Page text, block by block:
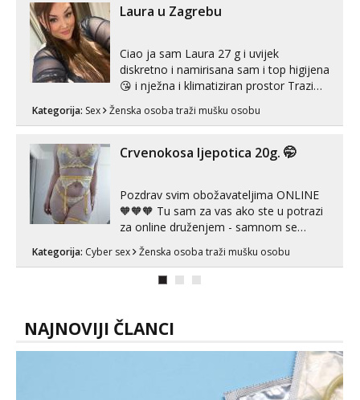
volim njezan seks i njezne poljupce po
tijelu koji me jako pale,obozavam kad
Laura u Zagrebu
Ciao ja sam Laura 27 g i uvijek
diskretno i namirisana sam i top higijena
😘 i nježna i klimatiziran prostor Trazim
Pusenje i gutanje sperme Erotsko rublje
tijelu Iskljucivo neradim analni !!! I
neljubim se Wha...
Kategorija: Sex Ženska osoba traži mušku osobu
Crvenokosa ljepotica 20g. 🤭
Pozdrav svim obožavateljima ONLINE
🧡🧡🧡 Tu sam za vas ako ste u potrazi
za online druženjem - samnom se
možete zabaviti preko videopoziva, ili
ako vam nisam dovoljna radim i u paru i
trojci s kolegicama, svaka je drugačija
Kategorija: Cyber sex Ženska osoba traži mušku osobu
NAJNOVIJI ČLANCI